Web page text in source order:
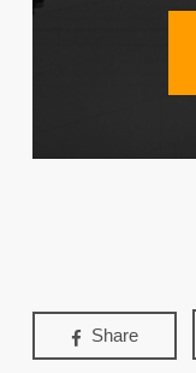
Share